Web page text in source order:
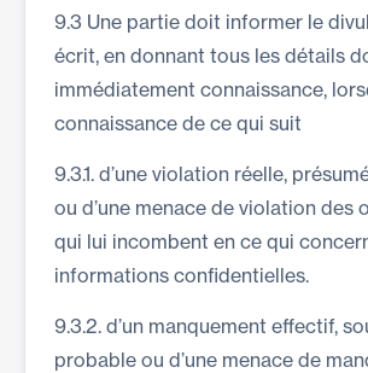
9.3 Une partie doit informer le
écrit, en donnant tous les détails
immédiatement connaissance,
connaissance de ce qui suit
9.3.1. d’une violation réelle,
ou d’une menace de violation des
qui lui incombent en ce qui
informations confidentielles.
9.3.2. d’un manquement effectif,
probable ou d’une menace de